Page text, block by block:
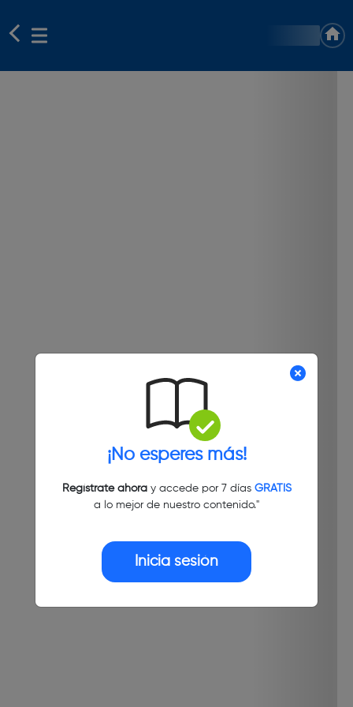
¡No esperes más!
Regístrate ahoray accede por 7 días GRATIS
a lo mejor de nuestro contenido."
Inicia sesión